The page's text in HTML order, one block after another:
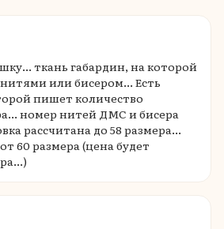
ткань габардин, на которой
или бисером... Есть
пишет количество
номер нитей ДМС и бисера
рассчитана до 58 размера...
60 размера (цена будет